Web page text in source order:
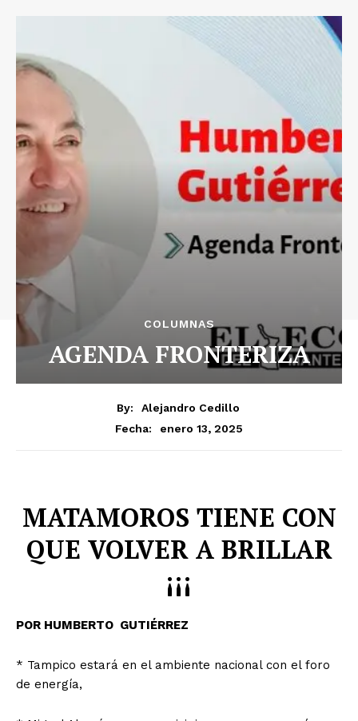
COLUMNAS
AGENDA FRONTERIZA
By:
Alejandro Cedillo
Fecha:
enero 13, 2025
MATAMOROS TIENE CON
QUE VOLVER A BRILLAR
¡¡¡
POR HUMBERTO GUTIÉRREZ
* Tampico estará en el ambiente nacional con el foro
de energía,